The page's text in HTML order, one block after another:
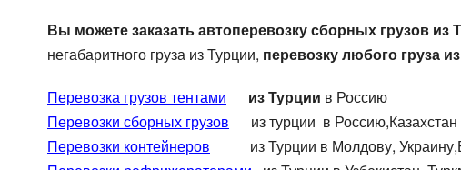
Для Негабаритных грузов
Цельномет. Изотерма
Автоперевозки спецтехники
Вы можете заказать автоперевозку сборных грузов из
негабаритного груза из Турции, перевозку любого груза
Перевозка грузов тентами из Турции в Россию
Перевозки сборных грузов из турции в Россию,Казахстан
Перевозки контейнеров из Турции в Молдову,